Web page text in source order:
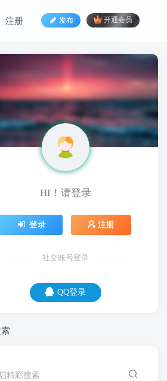
发布 开通会员
注册
HI！请登录
登录 注册
社交账号登录
QQ登录
精彩搜索
HI！请登录
登录 注册
社交账号登录
QQ登录
个女神当舔狗你是备胎，给一百个女